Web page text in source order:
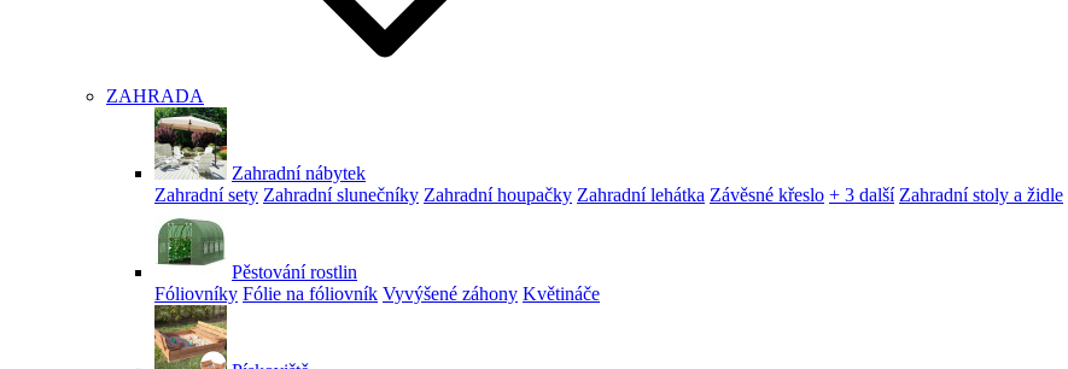
ZAHRADA
Zahradní nábytek
Zahradní sety Zahradní slunečníky Zahradní houpačky Zahradní lehátka Závěsné křeslo + 3 další Zahradní stoly a židle
Pěstování rostlin
Fóliovníky Fólie na fóliovník Vyvýšené záhony Květináče